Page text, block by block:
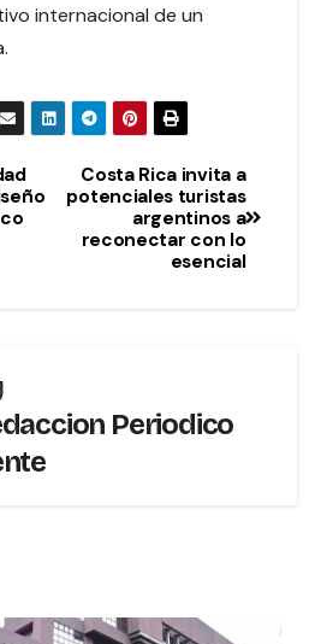
internacional de un
Costa Rica invita a
potenciales turistas
argentinos a
reconectar con lo
esencial
Periodico